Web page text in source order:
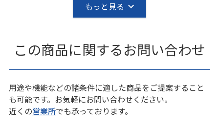
もっと見る
この商品に関するお問い合わせ
用途や機能などの諸条件に適した商品をご提案すること
も可能です。お気軽にお問い合わせください。
近くの営業所でも承っております。